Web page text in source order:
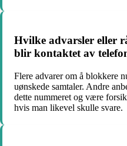
Hvilke advarsler eller
blir kontaktet av
Flere advarer om å blokkere
uønskede samtaler. Andre
dette nummeret og være
hvis man likevel skulle svare.